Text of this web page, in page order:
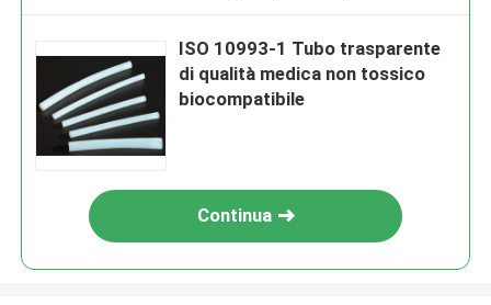
ISO 10993-1 Tubo trasparente
di qualità medica non tossico
biocompatibile
Continua